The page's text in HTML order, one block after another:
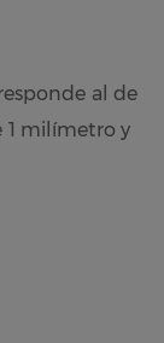
al de
1 milímetro y